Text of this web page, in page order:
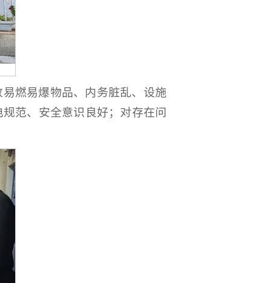
燃易爆物品、内务脏乱、设施
范、安全意识良好；对存在问